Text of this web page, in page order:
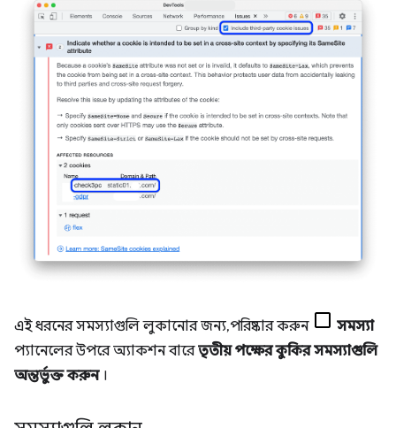
এই ধরনের সমস্যাগুলি লুকানোর জন্য, পরিষ্কার করুন
সমস্যা
প্যানেলের উপরে অ্যাকশন বারেতৃতীয় পক্ষের কুকির সমস্যাগুলি
অন্তর্ভুক্ত করুন।